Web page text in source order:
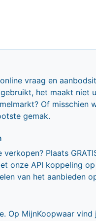
vraag en
het maakt niet
Of misschien
gemak.
verkopen? Plaats
onze API koppeling
van het aanbieden
Op MijnKoopwaar